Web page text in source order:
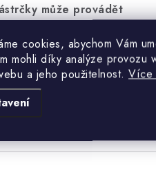
cookies, abychom Vám
mohli díky analýze provozu
a jeho použitelnost. Více
může provádět
nejsou součástí